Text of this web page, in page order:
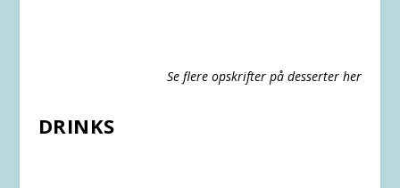
Se flere opskrifter på desserter her
DRINKS